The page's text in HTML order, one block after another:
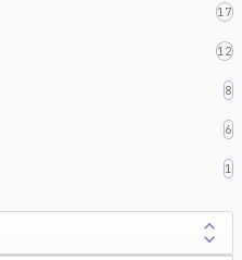
17
12
8
6
1